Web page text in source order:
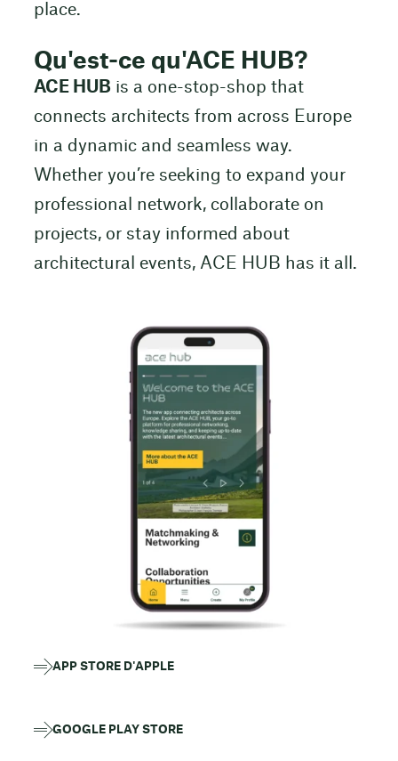
place.
Qu'est-ce qu'ACE HUB?
ACE HUBis a one-stop-shop that
connects architects from across Europe
in a dynamic and seamless way.
Whether you’re seeking to expand your
professional network, collaborate on
projects, or stay informed about
architectural events, ACE HUB has it all.
APP STORE D'APPLE
GOOGLE PLAY STORE